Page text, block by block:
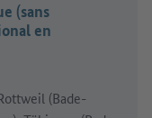
(sans
en
(Bade-